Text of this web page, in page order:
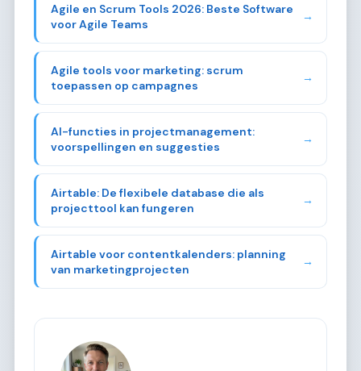
Agile en Scrum Tools 2026: Beste Software
voor Agile Teams
→
Agile tools voor marketing: scrum
toepassen op campagnes
→
AI-functies in projectmanagement:
voorspellingen en suggesties
→
Airtable: De flexibele database die als
projecttool kan fungeren
→
Airtable voor contentkalenders: planning
van marketingprojecten
→